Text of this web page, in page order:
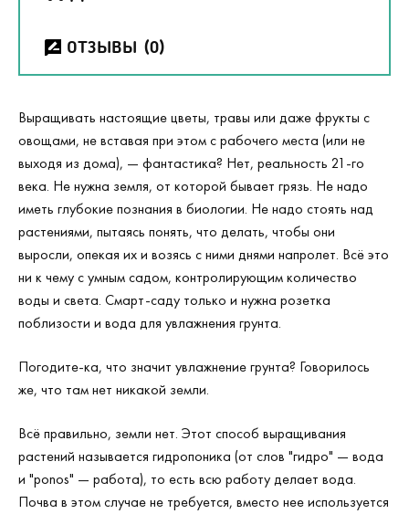
ОТЗЫВЫ (0)
Выращивать настоящие цветы, травы или даже фрукты с
овощами, не вставая при этом с рабочего места (или не
выходя из дома), — фантастика? Нет, реальность 21-го
века. Не нужна земля, от которой бывает грязь. Не надо
иметь глубокие познания в биологии. Не надо стоять над
растениями, пытаясь понять, что делать, чтобы они
выросли, опекая их и возясь с ними днями напролет. Всё это
ни к чему с умным садом, контролирующим количество
воды и света. Смарт-саду только и нужна розетка
поблизости и вода для увлажнения грунта.
Погодите-ка, что значит увлажнение грунта? Говорилось
же, что там нет никакой земли.
Всё правильно, земли нет. Этот способ выращивания
растений называется гидропоника (от слов "гидро" — вода
и "ponos" — работа), то есть всю работу делает вода.
Почва в этом случае не требуется, вместо нее используется